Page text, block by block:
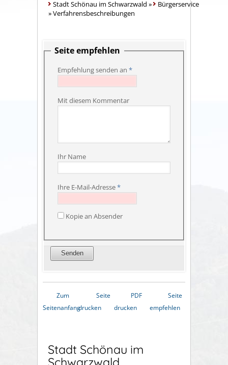
Stadt Schönau im Schwarzwald »
Bürgerservice
»Verfahrensbeschreibungen
Seite empfehlen
Empfehlung senden an *
Mit diesem Kommentar
Ihr Name
Ihre E-Mail-Adresse*
Kopie an Absender
Zum
Seitenanfang
Seite
drucken
PDF
drucken
Seite
empfehlen
Stadt Schönau im
Schwarzwald